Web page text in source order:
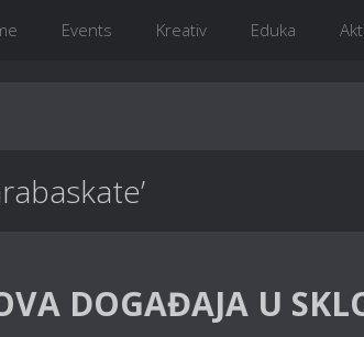
Events Kreativ Eduka
DOGAĐAJA U